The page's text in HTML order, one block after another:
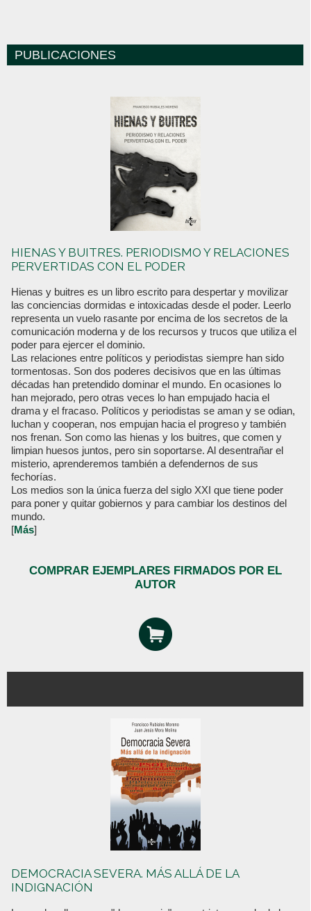
PUBLICACIONES
HIENAS Y BUITRES. PERIODISMO Y RELACIONES
PERVERTIDAS CON EL PODER
Hienas y buitres es un libro escrito para despertar y movilizar
las conciencias dormidas e intoxicadas desde el poder. Leerlo
representa un vuelo rasante por encima de los secretos de la
comunicación moderna y de los recursos y trucos que utiliza el
poder para ejercer el dominio.
Las relaciones entre políticos y periodistas siempre han sido
tormentosas. Son dos poderes decisivos que en las últimas
décadas han pretendido dominar el mundo. En ocasiones lo
han mejorado, pero otras veces lo han empujado hacia el
drama y el fracaso. Políticos y periodistas se aman y se odian,
luchan y cooperan, nos empujan hacia el progreso y también
nos frenan. Son como las hienas y los buitres, que comen y
limpian huesos juntos, pero sin soportarse. Al desentrañar el
misterio, aprenderemos también a defendernos de sus
fechorías.
Los medios son la única fuerza del siglo XXI que tiene poder
para poner y quitar gobiernos y para cambiar los destinos del
mundo.
[Más]
COMPRAR EJEMPLARES FIRMADOS POR EL
AUTOR
DEMOCRACIA SEVERA. MÁS ALLÁ DE LA
INDIGNACIÓN